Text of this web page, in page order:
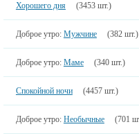
Хорошего дня (3453 шт.)
Доброе утро: Мужчине (382 шт.)
Доброе утро: Маме (340 шт.)
Спокойной ночи (4457 шт.)
Доброе утро: Необычные (701